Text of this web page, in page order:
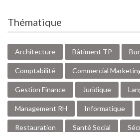
Thématique
Architecture Bâtiment TP
Comptabilité Commercial
Gestion Finance Juridique
Management RH Informatique
Restauration Santé Social